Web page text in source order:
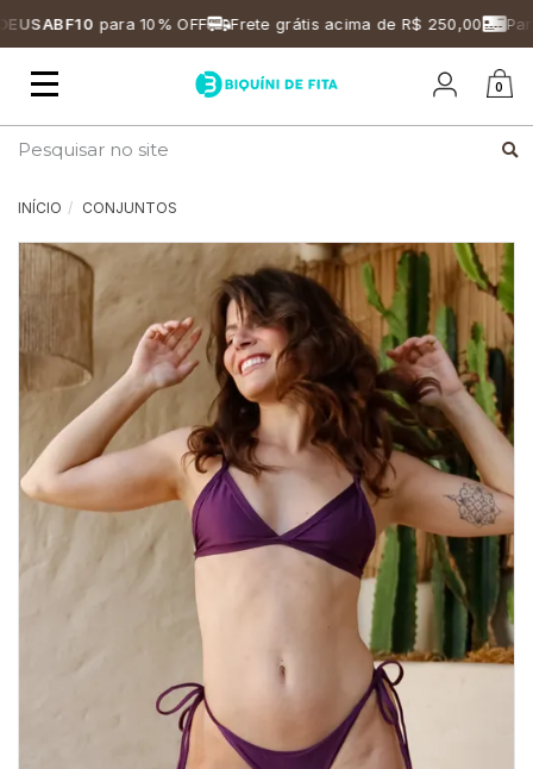
para 10% OFF Frete grátis acima de R$ 250,00
Mudar
0
INÍCIO CONJUNTOS